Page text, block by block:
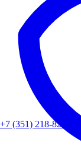
+7 (351) 218-82-90